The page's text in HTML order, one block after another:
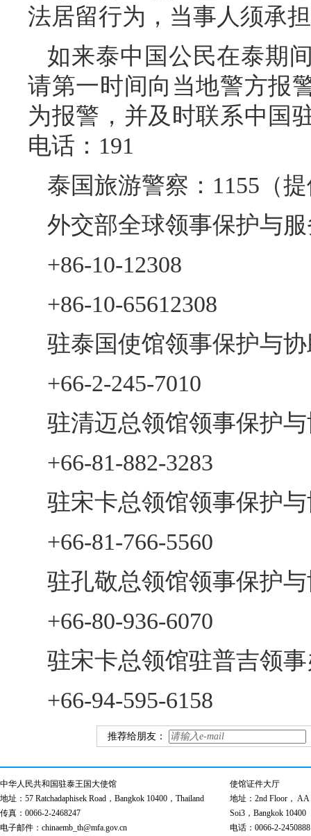
法居留行为，当事人须承
如来泰中国公民在泰期
请第一时间向当地警方报
为报警，并及时联系中国
电话：191
泰国旅游警察：1155（
外交部全球领事保护与
+86-10-12308
+86-10-65612308
驻泰国使馆领事保护与
+66-2-245-7010
驻清迈总领馆领事保护
+66-81-882-3283
驻宋卡总领馆领事保护
+66-81-766-5560
驻孔敬总领馆领事保护
+66-80-936-6070
驻宋卡总领馆驻普吉领
+66-94-595-6158
推荐给朋友：
中华人民共和国驻泰王国大使馆
地址：57 Ratchadaphisek Road，Bangkok 10400，Thailand
传真：0066-2-2468247
电子邮件：chinaemb_th@mfa.gov.cn
使馆证件大厅
地址：2nd Floor， AA
Soi3，Bangkok 10400
电话：0066-2-